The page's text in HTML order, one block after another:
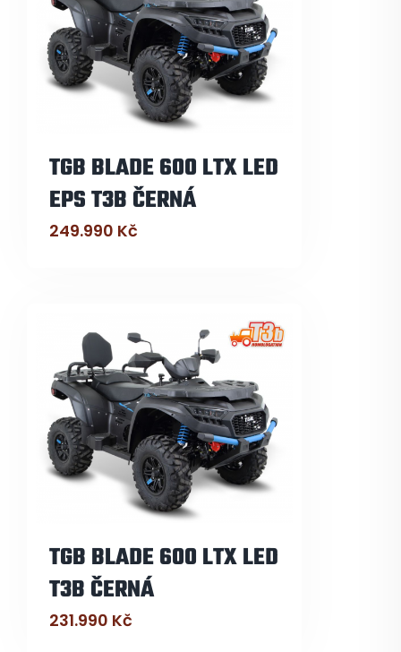
TGB BLADE 600 LTX LED
EPS T3B ČERNÁ
249.990 Kč
TGB BLADE 600 LTX LED
T3B ČERNÁ
231.990 Kč